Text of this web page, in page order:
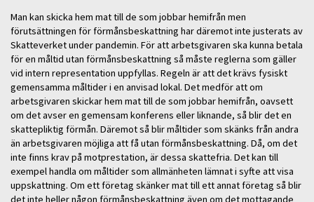
Man kan skicka hem mat till de som jobbar hemifrån men
förutsättningen för förmånsbeskattning har däremot inte justerats av
Skatteverket under pandemin. För att arbetsgivaren ska kunna betala
för en måltid utan förmånsbeskattning så måste reglerna som gäller
vid intern representation uppfyllas. Regeln är att det krävs fysiskt
gemensamma måltider i en anvisad lokal. Det medför att om
arbetsgivaren skickar hem mat till de som jobbar hemifrån, oavsett
om det avser en gemensam konferens eller liknande, så blir det en
skattepliktig förmån. Däremot så blir måltider som skänks från andra
än arbetsgivaren möjliga att få utan förmånsbeskattning. Då, om det
inte finns krav på motprestation, är dessa skattefria. Det kan till
exempel handla om måltider som allmänheten lämnat i syfte att visa
uppskattning. Om ett företag skänker mat till ett annat företag så blir
det inte heller någon förmånsbeskattning även om det mottagande